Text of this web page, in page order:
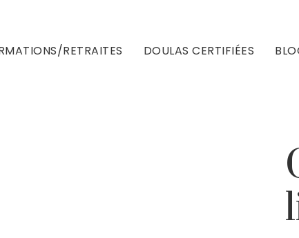
RETRAITES DOULAS CERTIFIÉES